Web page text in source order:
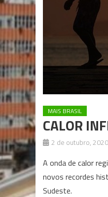
MAIS BRASIL
CALOR
2 de outubro, 2020
A onda de calor
novos recordes
Sudeste.